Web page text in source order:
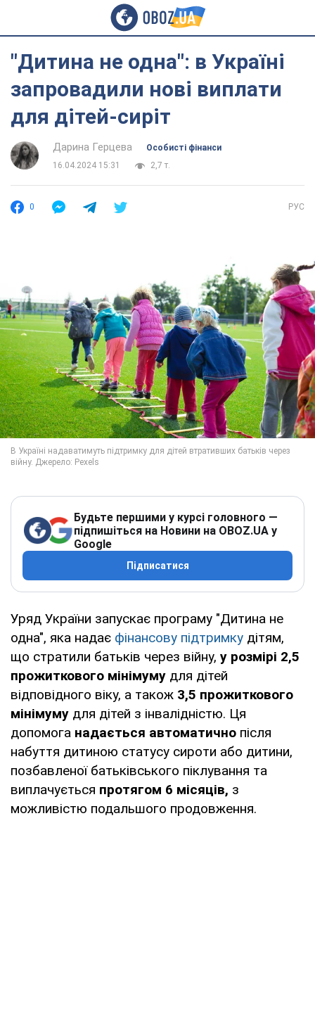
"Дитина не одна": в Україні
запровадили нові виплати
для дітей-сиріт
Дарина Герцева
Особисті фінанси
16.04.2024 15:31
2,7 т.
0 РУС
Будьте першими у курсі головного —
підпишіться на Новини на OBOZ.UA у
Google
Підписатися
Уряд України запускає програму "Дитина не
одна", яка надає фінансову підтримку дітям,
що стратили батьків через війну, у розмірі 2,5
прожиткового мінімуму для дітей
відповідного віку, а також 3,5 прожиткового
мінімуму для дітей з інвалідністю. Ця
допомога надається автоматично після
набуття дитиною статусу сироти або дитини,
позбавленої батьківського піклування та
виплачується протягом 6 місяців, з
можливістю подальшого продовження.